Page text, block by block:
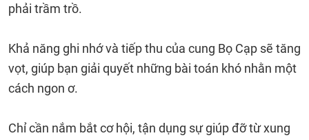
phải trầm trồ.
Khả năng ghi nhớ và tiếp thu của cung Bọ Cạp sẽ tăng
vọt, giúp bạn giải quyết những bài toán khó nhằn một
cách ngon ơ.
Chỉ cần nắm bắt cơ hội, tận dụng sự giúp đỡ từ xung